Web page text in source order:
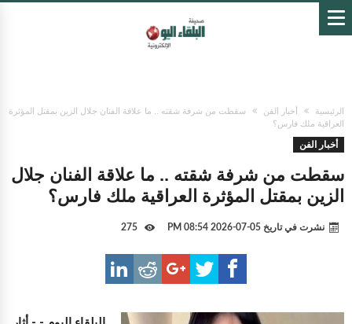
الرئيسية أخبار الفن
سقطت من شرفة شقته .. ما علاقة الفنان جلال الزين بمقتل المؤثرة
العراقية ملك فارس؟
أخبار الفن
سقطت من شرفة شقته .. ما علاقة الفنان جلال
الزين بمقتل المؤثرة العراقية ملك فارس؟
نشرت في تاريخ 05-07-2026 08:54 PM